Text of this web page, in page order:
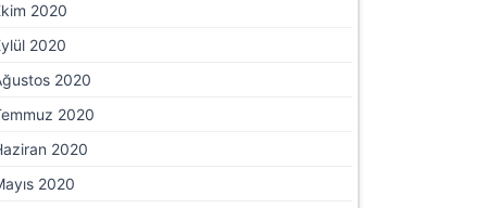
2020
2020
2020
2020
2020
2020